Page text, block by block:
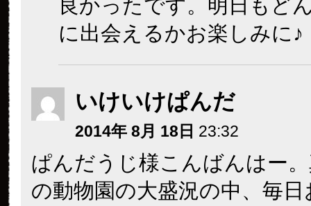
良かったです。明日もど
に出会えるかお楽しみに♪
いけいけぱんだ
2014年 8月 18日 23:32
ぱんだうじ様こんばんはー
の動物園の大盛況の中、毎